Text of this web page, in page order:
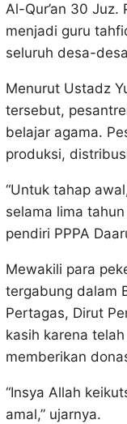
Al-Qur’an 30
menjadi guru
seluruh desa-
Menurut Ustadz
tersebut,
belajar agama.
produksi,
“Untuk tahap
selama lima
pendiri PPPA
Mewakili para
tergabung dalam
Pertagas, Dirut
kasih karena
memberikan
“Insya Allah
amal,” ujarnya.